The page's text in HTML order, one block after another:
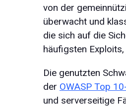
von der
überwacht und
die sich auf die
häufigsten
Die genutzten
der OWASP Top
und serverseitige